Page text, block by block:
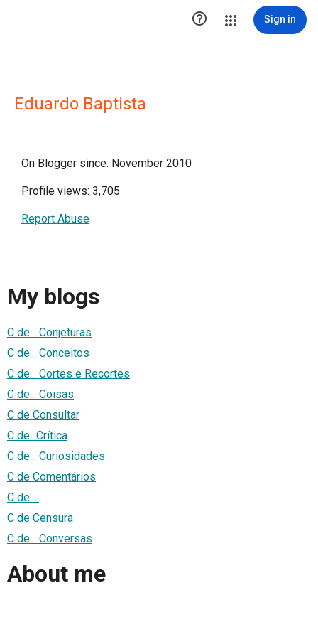
 Sign in
Eduardo Baptista
On Blogger since: November 2010
Profile views: 3,705
Report Abuse
My blogs
C de... Conjeturas
C de... Conceitos
C de... Cortes e Recortes
C de... Coisas
C de Consultar
C de...Crítica
C de... Curiosidades
C de Comentários
C de ...
C de Censura
C de... Conversas
About me